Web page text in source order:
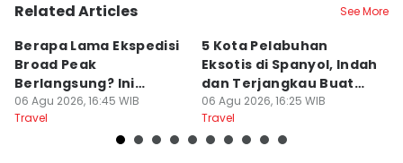
Related Articles See More
Berapa Lama Ekspedisi
Broad Peak
Berlangsung? Ini
Jawabannya!
06 Agu 2026, 16:45 WIB
Travel
5 Kota Pelabuhan
Eksotis di Spanyol, Indah
dan Terjangkau Buat
Liburan
06 Agu 2026, 16:25 WIB
Travel